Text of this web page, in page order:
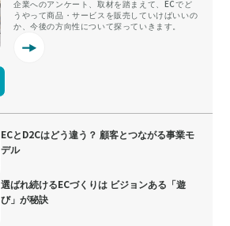
企業へのアンケート、取材を踏まえて、ECでど
うやって商品・サービスを販売していけばいいの
か、今後の方向性について探っていきます。
ECとD2Cはどう違う？ 顧客とつながる事業モ
デル
選ばれ続けるECづくりは ビジョンある「遊
び」が秘訣